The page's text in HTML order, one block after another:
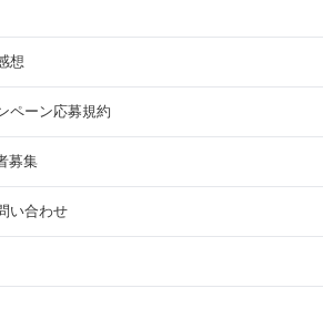
想
ペーン応募規約
募集
い合わせ